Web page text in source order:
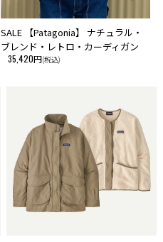
SALE 【Patagonia】 ナチュラル・
ブレンド・レトロ・カーディガン
35,420円(税込)